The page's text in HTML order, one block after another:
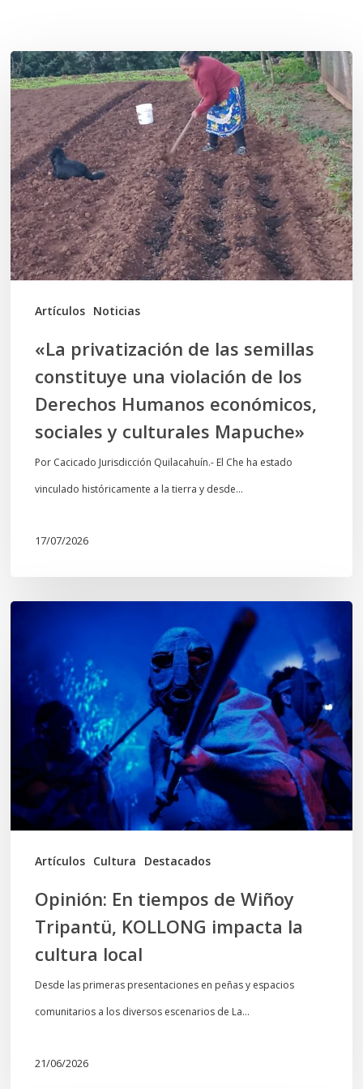
Artículos Noticias
«La
privatización
de
las
semillas
constituye
una
violación
de
Humanos
económicos,
sociales
culturales
Mapuche»
«La privatización de las semillas
constituye una violación de los
Derechos Humanos económicos,
sociales y culturales Mapuche»
Por Cacicado Jurisdicción Quilacahuín.- El Che ha estado
vinculado históricamente a la tierra y desde…
17/07/2026
Artículos Cultura Destacados
tiempos
Wiñoy
Tripantü,
KOLLONG
impacta
la
cultura
Opinión: En tiempos de Wiñoy
Tripantü, KOLLONG impacta la
cultura local
Desde las primeras presentaciones en peñas y espacios
comunitarios a los diversos escenarios de La…
21/06/2026